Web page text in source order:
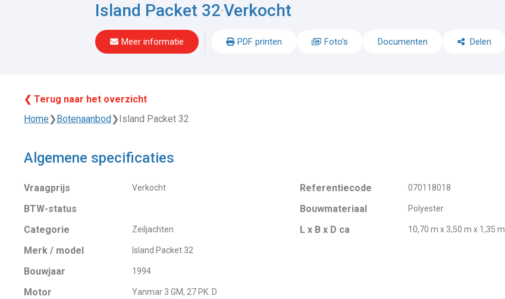
Island Packet 32-Verkocht
Meer informatie PDF printen Foto's Documenten Delen
❮ Terug naar het overzicht
Home❯ Botenaanbod ❯ Island Packet 32
Algemene specificaties
Vraagprijs Verkocht
BTW-status
Categorie
Zeiljachten
Merk / model Island Packet 32
Bouwjaar 1994
Motor Yanmar 3 GM, 27 PK. D
Referentiecode 070118018
Bouwmateriaal Polyester
L x B x D ca 10,70 m x 3,50 m x 1,35 m